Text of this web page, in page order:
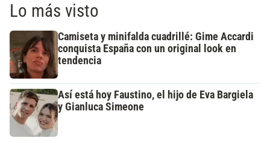
Lo más visto
Camiseta y minifalda cuadrillé: Gime Accardi
conquista España con un original look en
tendencia
Así está hoy Faustino, el hijo de Eva Bargiela
y Gianluca Simeone